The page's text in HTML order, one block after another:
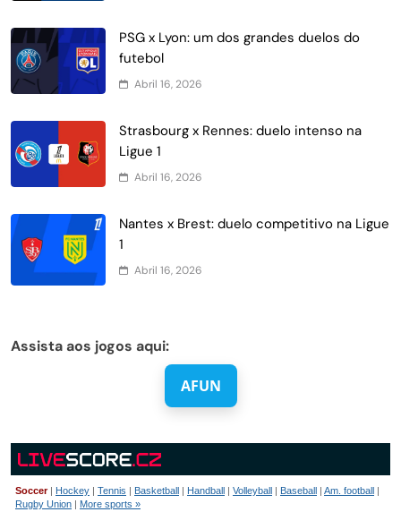
PSG x Lyon: um dos grandes duelos do
futebol
Abril 16, 2026
Strasbourg x Rennes: duelo intenso na
Ligue 1
Abril 16, 2026
Nantes x Brest: duelo competitivo na Ligue
1
Abril 16, 2026
Assista aos jogos aqui:
AFUN